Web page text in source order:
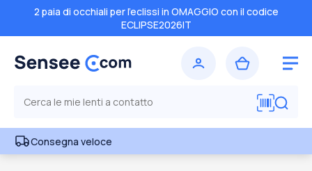
2 paia di occhiali per l'eclissi in OMAGGIO con il codice
ECLIPSE2026IT
Consegna veloce